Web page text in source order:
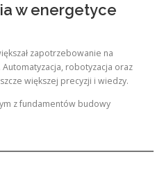
w energetyce
zapotrzebowanie na
robotyzacja oraz
większej precyzji i wiedzy.
z fundamentów budowy